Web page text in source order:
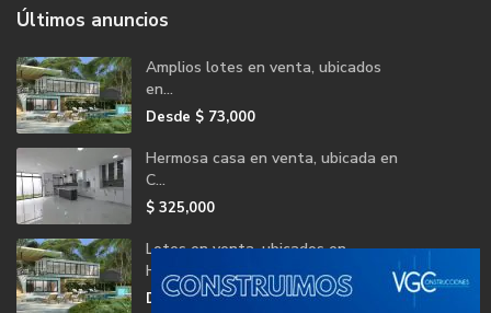
Últimos anuncios
Amplios lotes en venta, ubicados
en...
Desde $ 73,000
Hermosa casa en venta, ubicada en
C...
$ 325,000
Lotes en venta, ubicados en
Herradu...
Desde$ 73,000